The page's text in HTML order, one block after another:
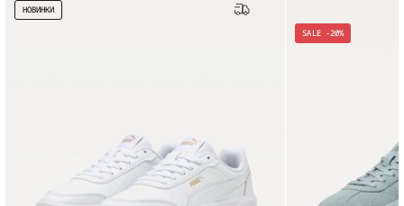
НОВИНКИ
SALE -20%